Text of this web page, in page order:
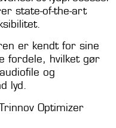
state-of-the-art
er kendt for sine
fordele, hvilket gør
og
lyd.
Optimizer